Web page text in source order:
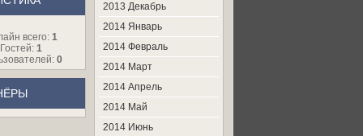
всего: 1
Гостей: 1
0
2013 Декабрь
2014 Январь
2014 Февраль
2014 Март
2014 Апрель
2014 Май
2014 Июнь